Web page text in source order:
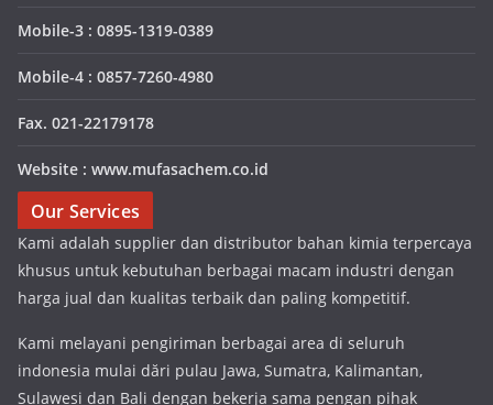
Mobile-3 : 0895-1319-0389
Mobile-4 : 0857-7260-4980
Fax. 021-22179178
Website : www.mufasachem.co.id
Our Services
Kami adalah supplier dan distributor bahan kimia terpercaya
khusus untuk kebutuhan berbagai macam industri dengan
harga jual dan kualitas terbaik dan paling kompetitif.
Kami melayani pengiriman berbagai area di seluruh
indonesia mulai dări pulau Jawa, Sumatra, Kalimantan,
Sulawesi dan Bali dengan bekerja sama pengan pihak